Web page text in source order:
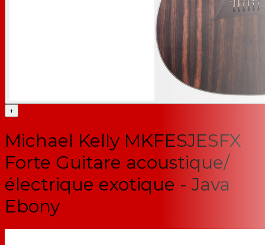
+
Michael Kelly MKFESJESFX
Forte Guitare acoustique/
électrique exotique - Java
Ebony